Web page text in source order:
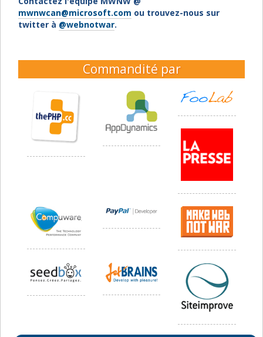
mwnwcan@microsoft.com ou trouvez-nous sur
twitter à @webnotwar.
Commandité par